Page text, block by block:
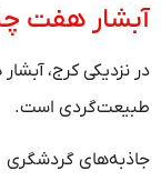
آبشار هفت
در نزدیکی کرج،
طبیعت‌گردی است.
جاذبه‌های گردشگری